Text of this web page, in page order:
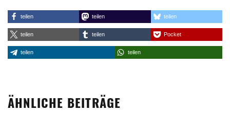
teilen teilen teilen
teilen teilen Pocket
teilen teilen
ÄHNLICHE BEITRÄGE